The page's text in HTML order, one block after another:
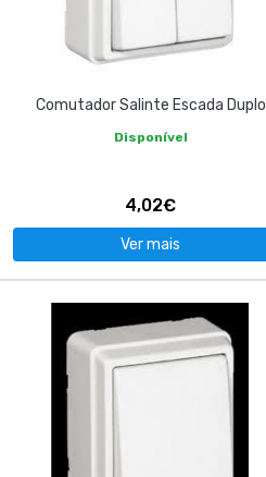
Comutador Salinte Escada Duplo
Disponível
4,02€
Ver mais